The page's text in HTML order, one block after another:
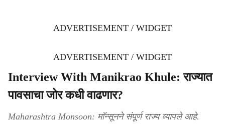
ADVERTISEMENT / WIDGET
ADVERTISEMENT / WIDGET
Interview With Manikrao Khule: राज्यात
पावसाचा जोर कधी वाढणार?
Maharashtra Monsoon: माॅन्सूनने संपूर्ण राज्य व्यापले आहे.